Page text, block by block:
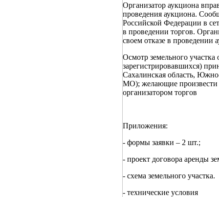
Организатор аукциона
проведения аукциона.
Российской Федерации в
в проведении торгов.
своем отказе в проведении
Осмотр земельного участка
зарегистрировавшихся)
Сахалинская область,
МО); желающие произвести
организатором торгов
Приложения:
- формы заявки – 2 шт.;
- проект договора аренды
- схема земельного участка.
- технические условия